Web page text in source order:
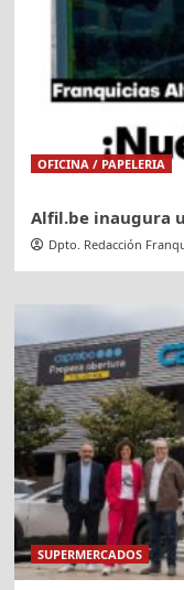
OFICINA / PAPELERIA
Alfil.be inaugura
Dpto. Redacción
SUPERMERCADOS